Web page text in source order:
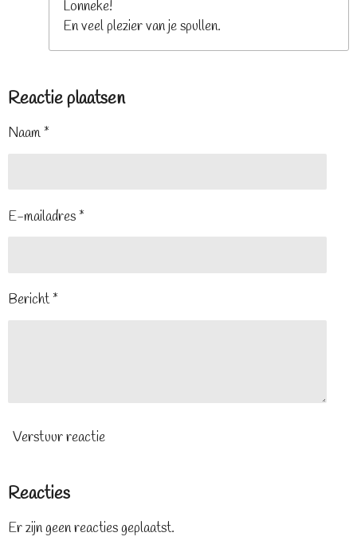
Lonneke!
En veel plezier van je spullen.
Reactie plaatsen
Naam *
E-mailadres *
Bericht *
Verstuur reactie
Reacties
Er zijn geen reacties geplaatst.